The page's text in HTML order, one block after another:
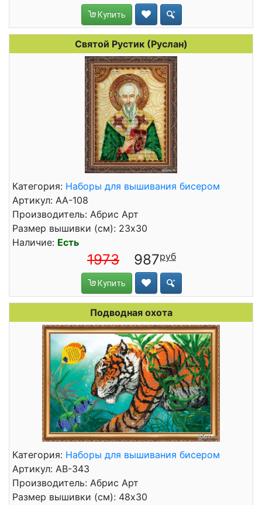
Купить
Святой Рустик (Руслан)
Категория: Наборы для вышивания бисером
Артикул: АА-108
Производитель: Абрис Арт
Размер вышивки (см): 23x30
Наличие: Есть
1973 987
Купить
Подводная охота
Категория: Наборы для вышивания бисером
Артикул: АВ-343
Производитель: Абрис Арт
Размер вышивки (см): 48x30